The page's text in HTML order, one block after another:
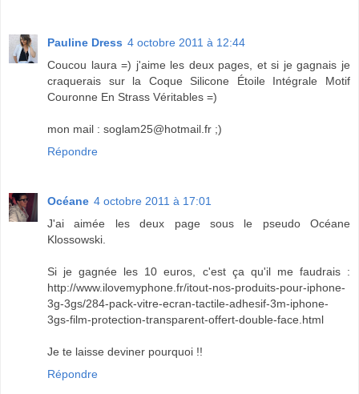
Pauline Dress 4 octobre 2011 à 12:44
Coucou laura =) j'aime les deux pages, et si je gagnais je
craquerais sur la Coque Silicone Étoile Intégrale Motif
Couronne En Strass Véritables =)
mon mail : soglam25@hotmail.fr ;)
Répondre
Océane 4 octobre 2011 à 17:01
J'ai aimée les deux page sous le pseudo Océane
Klossowski.
Si je gagnée les 10 euros, c'est ça qu'il me faudrais :
http://www.ilovemyphone.fr/itout-nos-produits-pour-iphone-
3g-3gs/284-pack-vitre-ecran-tactile-adhesif-3m-iphone-
3gs-film-protection-transparent-offert-double-face.html
Je te laisse deviner pourquoi !!
Répondre